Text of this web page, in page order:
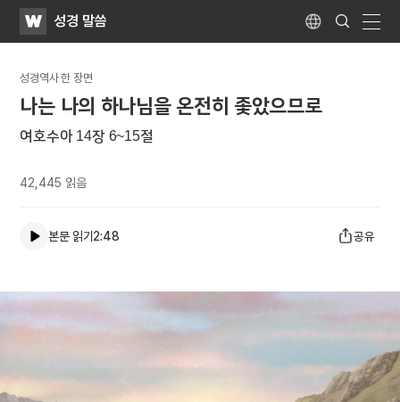
WATV성경 말씀 Language
Search
Submit
성경역사 한 장면
나는 나의 하나님을 온전히 좇았으므로
여호수아 14장 6~15절
42,445 읽음
본문 읽기2:48 공유